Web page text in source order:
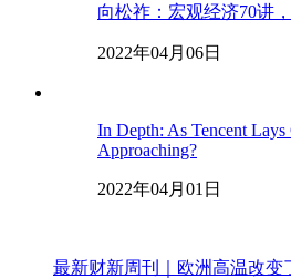
向松祚：宏观经济70讲
2022年04月06日
In Depth: As Tencent Lays
Approaching?
2022年04月01日
最新财新周刊｜欧洲高温改变